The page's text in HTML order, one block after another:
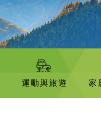
運動與旅遊 家